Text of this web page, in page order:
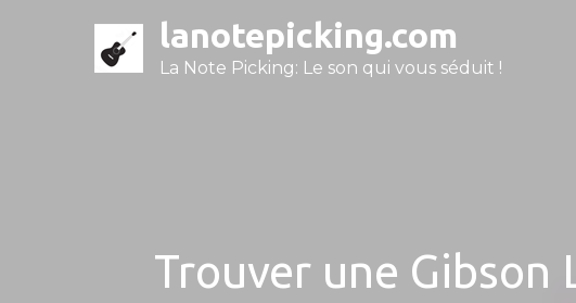
lanotepicking.com
La Note Picking: Le son qui vous séduit !
Trouver une Gibson